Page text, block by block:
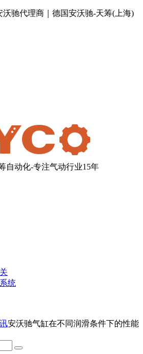
沃驰代理商｜德国安沃驰-天筹(上海)
自动化-专注气动行业15年
统
安沃驰气缸在不同润滑条件下的性能